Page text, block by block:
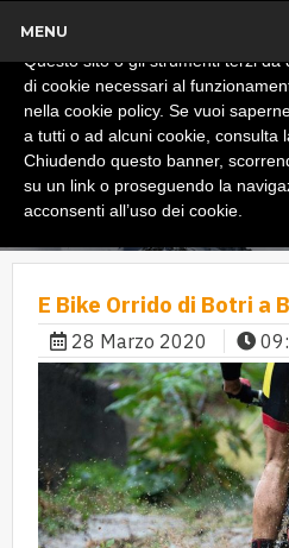
MENU
E Bike Orrido di Botri a
28 Marzo 2020
Informativa
Questo sito o gli strumenti terzi da
di cookie necessari al
nella cookie policy. Se vuoi
a tutti o ad alcuni cookie, consulta
Chiudendo questo banner,
su un link o proseguendo la
acconsenti all’uso dei cookie.